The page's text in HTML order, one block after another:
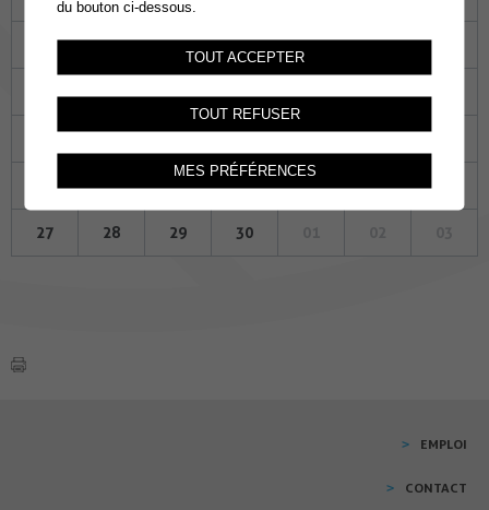
31 01 02 03 04
14 15 16 17 18
21 22 23 24 25
27 28 29 30
EMPLOI
CONTACT
du bouton ci-dessous.
TOUT ACCEPTER
TOUT REFUSER
MES PRÉFÉRENCES